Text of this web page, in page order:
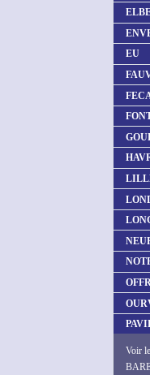
EU
Voir